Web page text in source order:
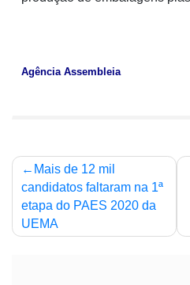
Agência Assembleia
Navegação
de
Post
Mais de 12 mil
candidatos faltaram na 1ª
etapa do PAES 2020 da
UEMA